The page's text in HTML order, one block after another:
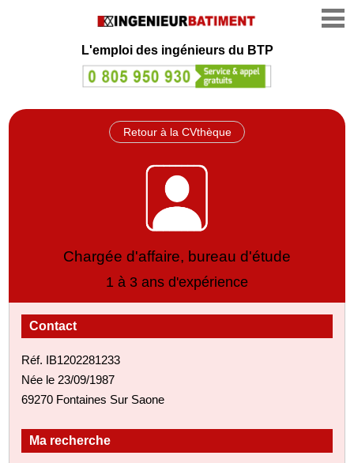
L'emploi des ingénieurs du BTP
Retour à la CVthèque
Chargée d'affaire, bureau d'étude
1 à 3 ans d'expérience
Contact
Réf. IB1202281233
Née le 23/09/1987
69270 Fontaines Sur Saone
Ma recherche